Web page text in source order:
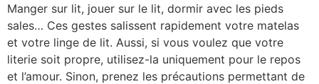
Manger sur lit, jouer sur le lit, dormir avec les pieds
sales… Ces gestes salissent rapidement votre matelas
et votre linge de lit. Aussi, si vous voulez que votre
literie soit propre, utilisez-la uniquement pour le repos
et l’amour. Sinon, prenez les précautions permettant de